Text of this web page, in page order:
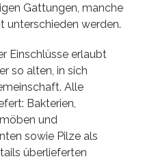
Gattungen, manche
unterschieden werden.
Einschlüsse erlaubt
so alten, in sich
Alle
Bakterien,
und
sowie Pilze als
überlieferten